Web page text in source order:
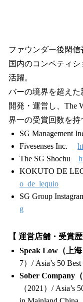
ファウンダー後閑
国内のコンペティ
活躍。
バーの境界を超え
開発・運営し、The
界一の受賞回数を持
SG Management
Fivesenses Inc.
The SG Shochu
KOKUTO DE
o_de_lequio
SG Group
g
【 運営店舗・受賞歴
Speak Low（上海
7）/ Asia’s 50
Sober Company（
（2021）/ Asia’s